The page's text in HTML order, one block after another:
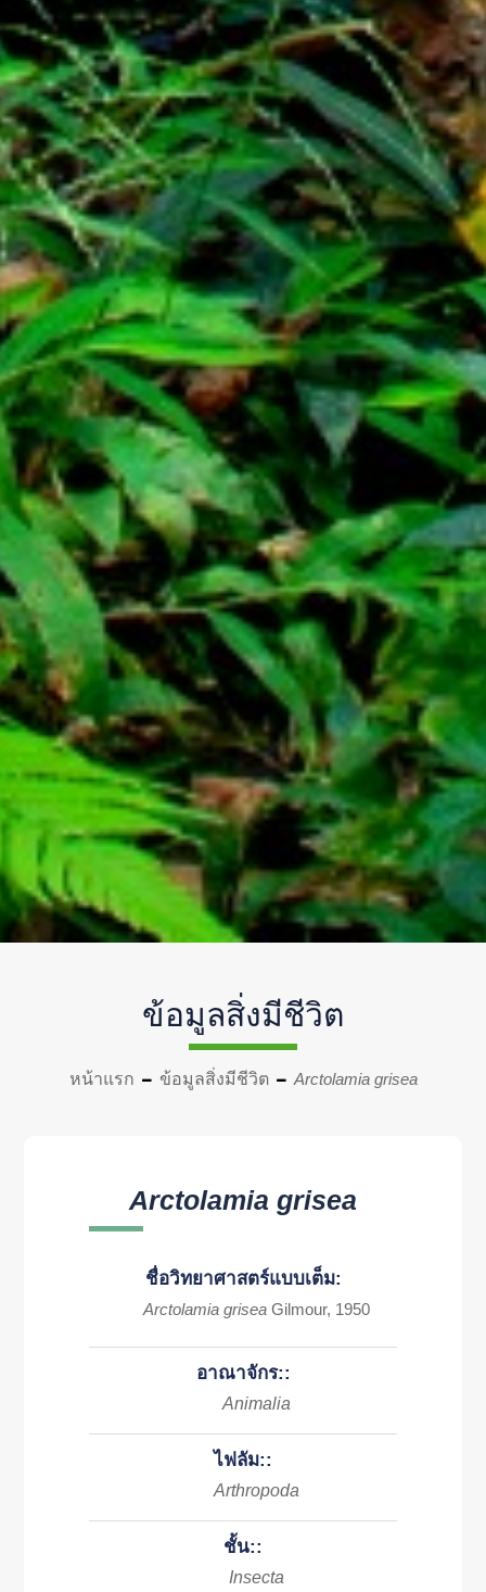
ข้อมูลสิ่งมีชีวิต
หน้าแรก ข้อมูลสิ่งมีชีวิต Arctolamia grisea
Arctolamia grisea
ชื่อวิทยาศาสตร์แบบเต็ม:
Arctolamia grisea Gilmour, 1950
อาณาจักร::
Animalia
ไฟลัม::
Arthropoda
ชั้น::
Insecta